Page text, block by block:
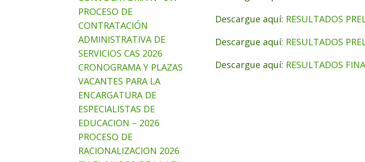
Descargue aquí: RESULTADOS
Descargue aquí: RESULTADOS
Descargue aquí: RESULTADOS
PROCESO DE
CONTRATACIÓN
ADMINISTRATIVA DE
SERVICIOS CAS 2026
CRONOGRAMA Y PLAZAS
VACANTES PARA LA
ENCARGATURA DE
ESPECIALISTAS DE
EDUCACION – 2026
PROCESO DE
RACIONALIZACION 2026